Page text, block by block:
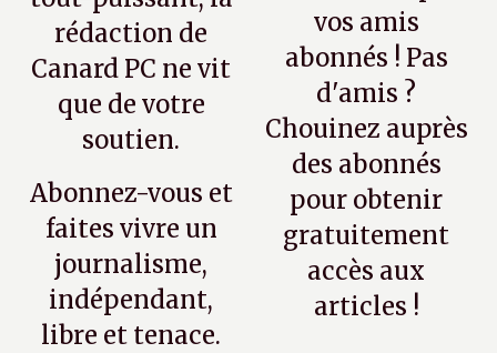
rédaction de
Canard PC ne vit
que de votre
soutien.
Abonnez-vous et
faites vivre un
journalisme,
indépendant,
libre et tenace.
vos amis
abonnés ! Pas
d'amis ?
Chouinez auprès
des abonnés
pour obtenir
gratuitement
accès aux
articles !